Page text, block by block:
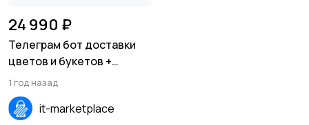
24 990 ₽
Телеграм бот доставки
цветов и букетов +
MiniApp
1 год назад
it-marketplace